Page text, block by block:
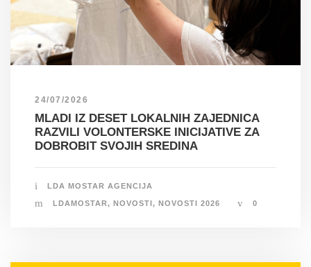
24/07/2026
MLADI IZ DESET LOKALNIH ZAJEDNICA
RAZVILI VOLONTERSKE INICIJATIVE ZA
DOBROBIT SVOJIH SREDINA
LDA MOSTAR AGENCIJA
LDAMOSTAR, NOVOSTI, NOVOSTI 2026 0